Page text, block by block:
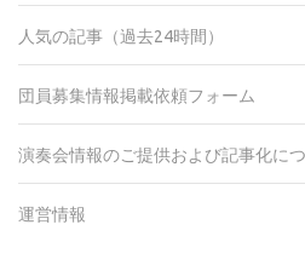
人気の記事（過去24時間）
団員募集情報掲載依頼フォーム
演奏会情報のご提供および記事化に
運営情報